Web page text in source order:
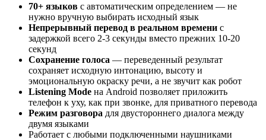
70+ языков с автоматическим определением — не
нужно вручную выбирать исходный язык
Непрерывный перевод в реальном времени с
задержкой всего 2-3 секунды вместо прежних 10-20
секунд
Сохранение голоса — переведенный результат
сохраняет исходную интонацию, высоту и
эмоциональную окраску речи, а не звучит как робот
Listening Mode на Android позволяет приложить
телефон к уху, как при звонке, для приватного перевода
Режим разговора для двустороннего диалога между
двумя языками
Работает с любыми подключенными наушниками